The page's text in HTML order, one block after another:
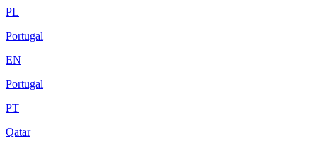
PL
Portugal
EN
Portugal
PT
Qatar